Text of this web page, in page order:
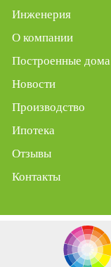
Инженерия
О компании
Построенные дома
Новости
Производство
Ипотека
Отзывы
Контакты